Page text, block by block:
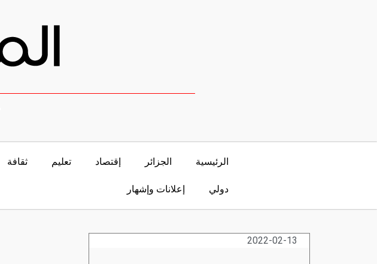
الرئيسية الجزائر إقتصاد تعليم ثقافة
دولي إعلانات وإشهار
2022-02-13